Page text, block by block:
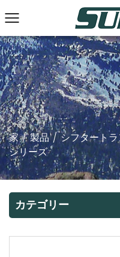
家/製品/シフタート
シリーズ
カテゴリー